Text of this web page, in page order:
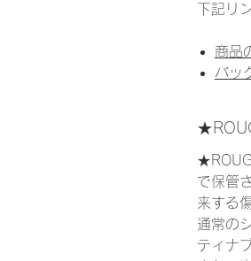
下記リ
商品
バッ
で保管
来する
通常の
ティナ